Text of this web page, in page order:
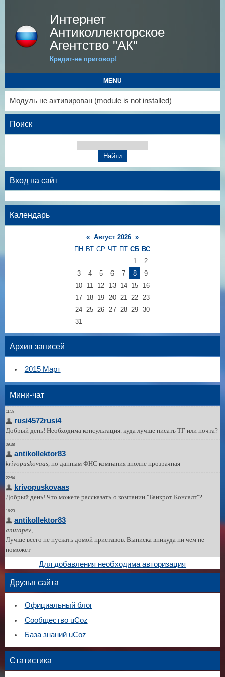
Интернет
Антиколлекторское
Агентство "АК"
Кредит-не приговор!
MENU
Модуль не активирован (module is not installed)
Поиск
Вход на сайт
Календарь
« Август 2026 »
ПН ВТ СР ЧТ ПТ СБ ВС
1
2
3
4 5 6 7 8
9
10
11 12 13 14 15
16
17 18 19 20 21 22 23
24 25 26 27 28 29 30
31
Архив записей
2015 Март
Мини-чат
Для добавления необходима авторизация
Друзья сайта
Официальный блог
Сообщество uCoz
База знаний uCoz
Статистика